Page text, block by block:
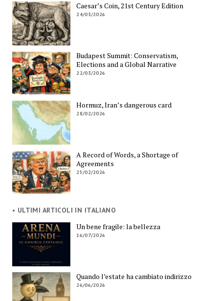
Caesar’s Coin, 21st Century Edition
24/03/2026
Budapest Summit: Conservatism,
Elections and a Global Narrative
22/03/2026
Hormuz, Iran’s dangerous card
28/02/2026
A Record of Words, a Shortage of
Agreements
25/02/2026
• ULTIMI ARTICOLI IN ITALIANO
Un bene fragile: la bellezza
16/07/2026
Quando l’estate ha cambiato indirizzo
26/06/2026